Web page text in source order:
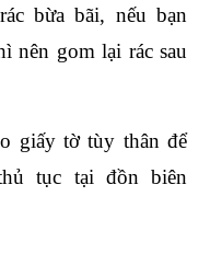
bừa bãi, nếu bạn
nên gom lại rác sau
giấy tờ tùy thân để
tục tại đồn biên